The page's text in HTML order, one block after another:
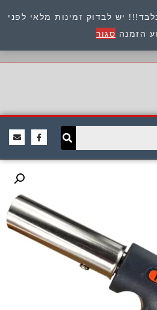
יש לבדוק זמינות מלאי לפני
הזמנה סגור
כתובת : היוזמים 9 אור יהודה שירות לקוחות 054-
8945722